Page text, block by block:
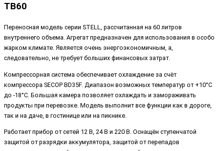
TB60
Переносная модель серии STELL, рассчитанная на 60 литров
внутреннего объема. Агрегат предназначен для использования в особо
жарком климате. Является очень энергоэкономичным, а,
следовательно, не требует больших финансовых затрат.
Компрессорная система обеспечивает охлаждение за счёт
компрессора SECOP BD35F. Диапазон возможных температур от +10°C
до -18°C. Большая камера позволяет охлаждать и замораживать
продукты при перевозке. Модель выполнит все функции как в дороге,
так и на даче, в гостинице или на пикнике.
Работает прибор от сетей 12 В, 24 В и 220 В. Оснащён ступенчатой
защитой от разрядки аккумулятора, защитой от перепадов